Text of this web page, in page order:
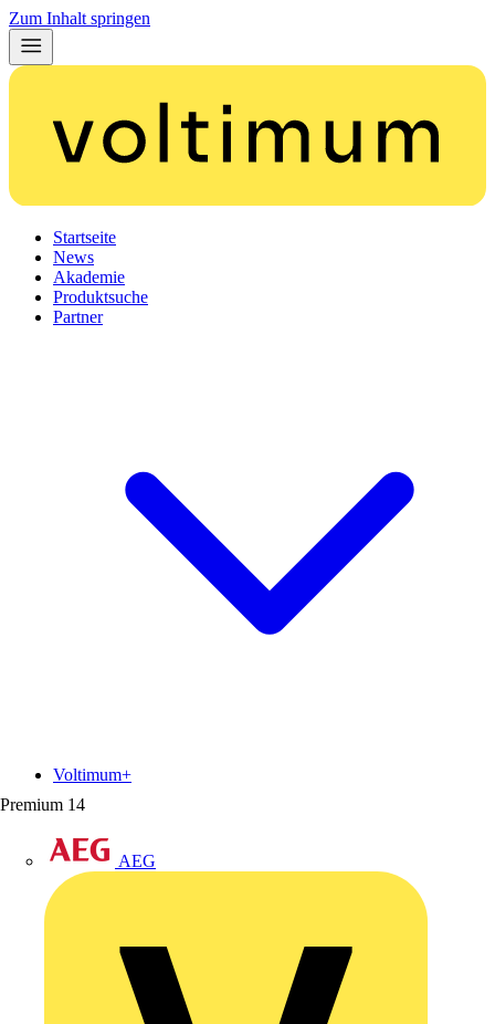
Zum Inhalt springen
Startseite
News
Akademie
Produktsuche
Partner
Premium 14
AEG
Voltimum+